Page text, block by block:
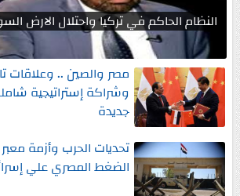
النظام الحاكم في تركيا واحتلال الارض
مصر والصين .. وعلاقات
وشراكة إستراتيجية
جديدة
تحديات الحرب وأزمة
الضغط المصري علي